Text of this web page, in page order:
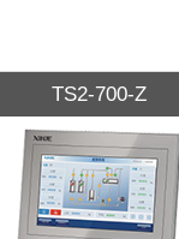
TS2-700-Z